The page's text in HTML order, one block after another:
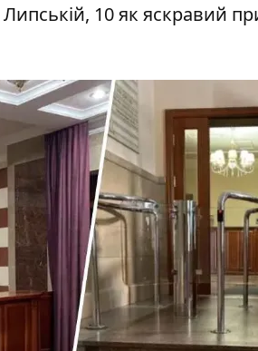
10 як яскравий